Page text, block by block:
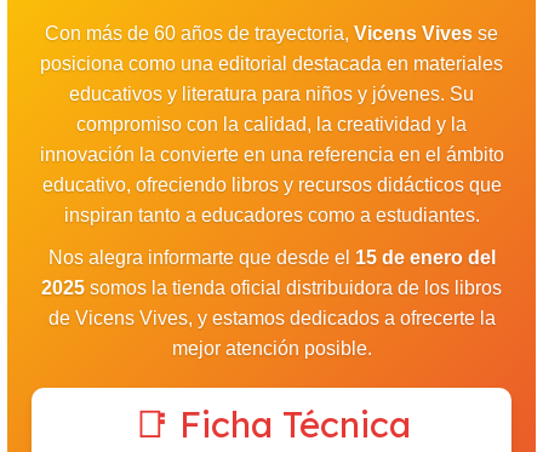
Con más de 60 años de trayectoria, Vicens Vives se
posiciona como una editorial destacada en materiales
educativos y literatura para niños y jóvenes. Su
compromiso con la calidad, la creatividad y la
innovación la convierte en una referencia en el ámbito
educativo, ofreciendo libros y recursos didácticos que
inspiran tanto a educadores como a estudiantes.
Nos alegra informarte que desde el 15 de enero del
2025 somos la tienda oficial distribuidora de los libros
de Vicens Vives, y estamos dedicados a ofrecerte la
mejor atención posible.
📑 Ficha Técnica